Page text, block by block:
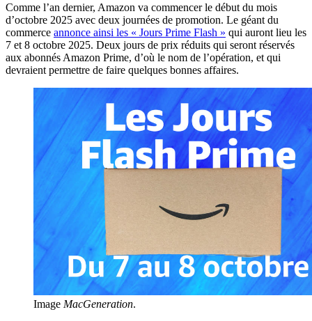
Comme l’an dernier, Amazon va commencer le début du mois
d’octobre 2025 avec deux journées de promotion. Le géant du
commerce annonce ainsi les « Jours Prime Flash » qui auront lieu les
7 et 8 octobre 2025. Deux jours de prix réduits qui seront réservés
aux abonnés Amazon Prime, d’où le nom de l’opération, et qui
devraient permettre de faire quelques bonnes affaires.
Image MacGeneration.